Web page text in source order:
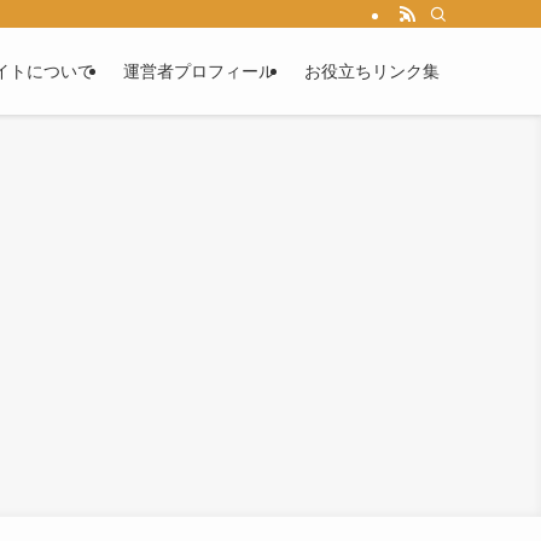
トについて 運営者プロフィール お役立ちリンク集